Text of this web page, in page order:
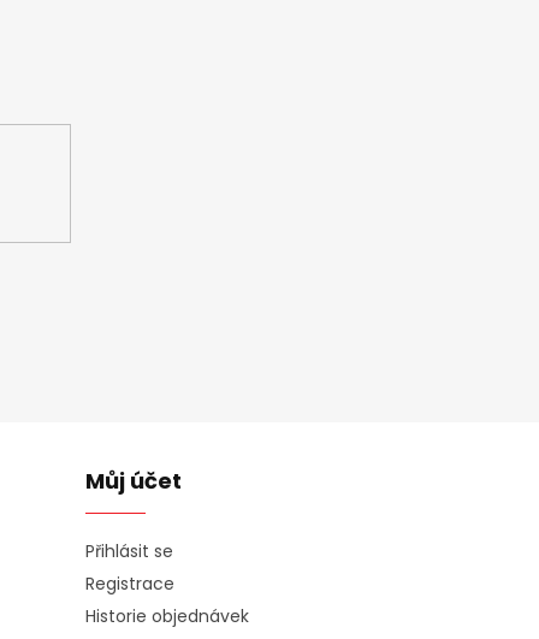
Můj účet
Přihlásit se
Registrace
Historie objednávek